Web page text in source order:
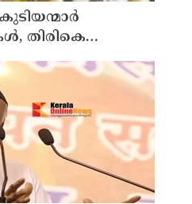
തിരികെ
ഇത്
ലാഭമുള്ള പദ്ധതി